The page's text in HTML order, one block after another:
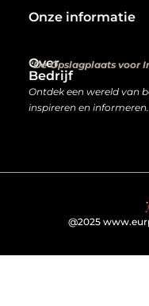
Over
Bedrijf
“De Opslagplaats voor
Ontdek een wereld van
inspireren en
Onze informatie
@2025